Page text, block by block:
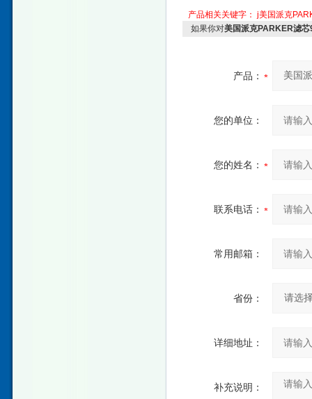
产品相关关键字： j美国派克
如果你对美国派克PARKER滤
产品：
您的单位：
您的姓名：
联系电话：
常用邮箱：
省份：
详细地址：
补充说明：